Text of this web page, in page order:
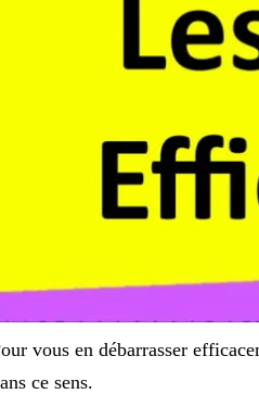
vous en débarrasser
ce sens.